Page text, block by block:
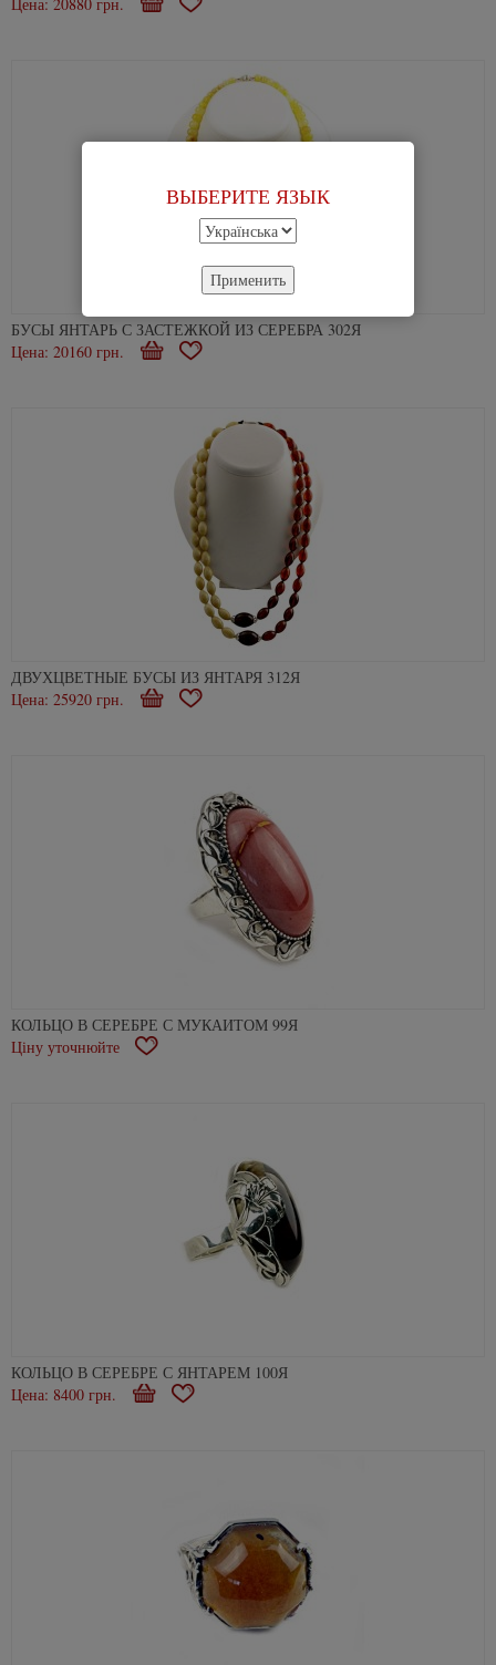
ВЫБЕРИТЕ ЯЗЫК
Применить
БУСЫ ЯНТАРЬ С ЗАСТЕЖКОЙ ИЗ СЕРЕБРА 302Я
Цена: 20160 грн.
Купити
В
ДВУХЦВЕТНЫЕ БУСЫ ИЗ ЯНТАРЯ 312Я
Цена: 25920 грн.
Купити
В
КОЛЬЦО В СЕРЕБРЕ С МУКАИТОМ 99Я
Ціну уточнюйте
В
КОЛЬЦО В СЕРЕБРЕ С ЯНТАРЕМ 100Я
Цена: 8400 грн.
Купити
В